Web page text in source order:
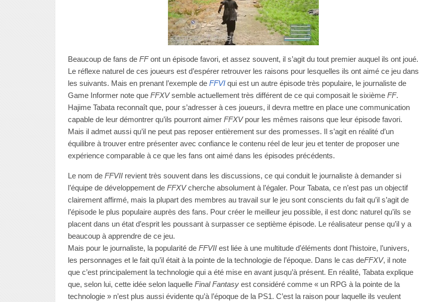
Beaucoup de fans de FFont un épisode favori, et assez souvent, il s’agit du tout premier auquel ils ont joué.
Le réflexe naturel de ces joueurs est d’espérer retrouver les raisons pour lesquelles ils ont aimé ce jeu dans
les suivants. Mais en prenant l’exemple de FFVIqui est un autre épisode très populaire, le journaliste de
Game Informer note que FFXVsemble actuellement très différent de ce qui composait le sixième FF.
Hajime Tabata reconnaît que, pour s’adresser à ces joueurs, il devra mettre en place une communication
capable de leur démontrer qu’ils pourront aimer FFXVpour les mêmes raisons que leur épisode favori.
Mais il admet aussi qu’il ne peut pas reposer entièrement sur des promesses. Il s’agit en réalité d’un
équilibre à trouver entre présenter avec confiance le contenu réel de leur jeu et tenter de proposer une
expérience comparable à ce que les fans ont aimé dans les épisodes précédents.
Le nom de FFVIIrevient très souvent dans les discussions, ce qui conduit le journaliste à demander si
l’équipe de développement de FFXVcherche absolument à l’égaler. Pour Tabata, ce n’est pas un objectif
clairement affirmé, mais la plupart des membres au travail sur le jeu sont conscients du fait qu’il s’agit de
l’épisode le plus populaire auprès des fans. Pour créer le meilleur jeu possible, il est donc naturel qu’ils se
placent dans un état d’esprit les poussant à surpasser ce septième épisode. Le réalisateur pense qu’il y a
beaucoup à apprendre de ce jeu.
Mais pour le journaliste, la popularité de FFVIIest liée à une multitude d’éléments dont l’histoire, l’univers,
les personnages et le fait qu’il était à la pointe de la technologie de l’époque. Dans le cas deFFXV, il note
que c’est principalement la technologie qui a été mise en avant jusqu’à présent. En réalité, Tabata explique
que, selon lui, cette idée selon laquelle Final Fantasyest considéré comme « un RPG à la pointe de la
technologie » n’est plus aussi évidente qu’à l’époque de la PS1. C’est la raison pour laquelle ils veulent